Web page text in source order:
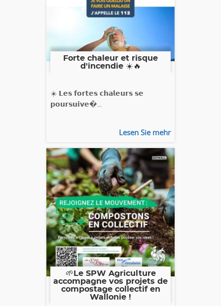
Forte chaleur et risque
d'incendie ☀️🔥
☀️ 𝗟𝗲𝘀 𝗳𝗼𝗿𝘁𝗲𝘀 𝗰𝗵𝗮𝗹𝗲𝘂𝗿𝘀 𝘀𝗲
𝗽𝗼𝘂𝗿𝘀𝘂𝗶𝘃𝗲�...
Lesen Sie mehr
🌱Le SPW Agriculture
accompagne vos projets de
compostage collectif en
Wallonie !